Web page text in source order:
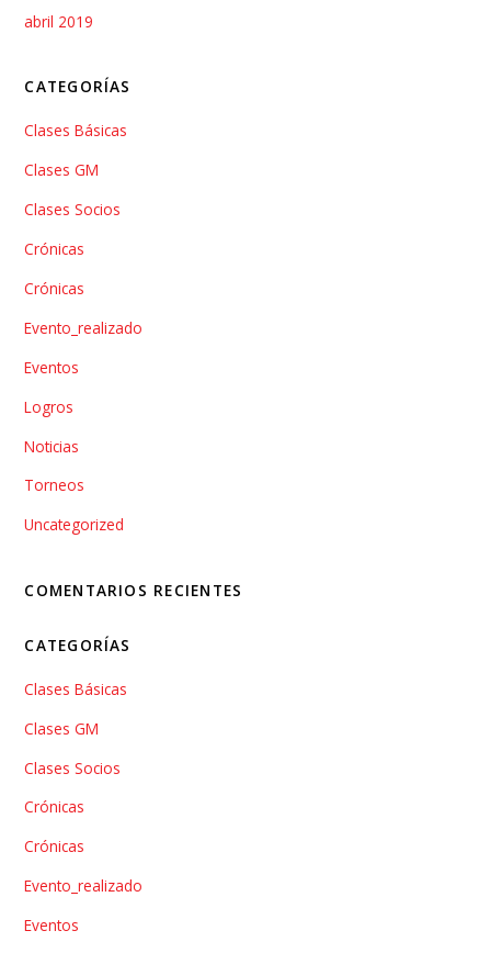
abril 2019
CATEGORÍAS
Clases Básicas
Clases GM
Clases Socios
Crónicas
Crónicas
Evento_realizado
Eventos
Logros
Noticias
Torneos
Uncategorized
COMENTARIOS RECIENTES
CATEGORÍAS
Clases Básicas
Clases GM
Clases Socios
Crónicas
Crónicas
Evento_realizado
Eventos